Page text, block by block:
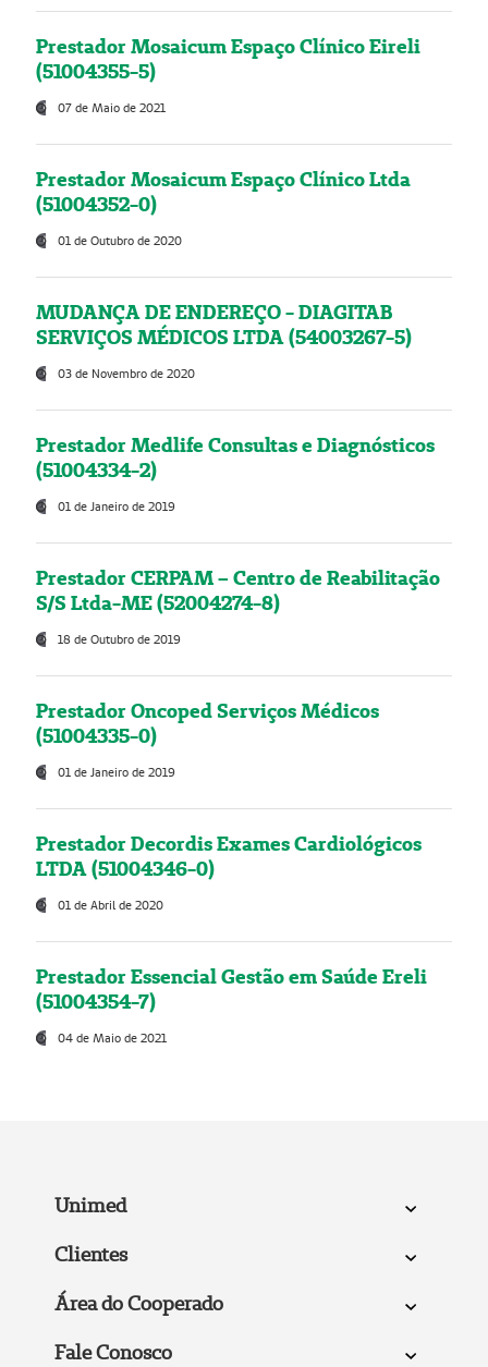
Prestador Mosaicum Espaço Clínico Eireli
(51004355-5)
07 de Maio de 2021
Prestador Mosaicum Espaço Clínico Ltda
(51004352-0)
01 de Outubro de 2020
MUDANÇA DE ENDEREÇO - DIAGITAB
SERVIÇOS MÉDICOS LTDA (54003267-5)
03 de Novembro de 2020
Prestador Medlife Consultas e Diagnósticos
(51004334-2)
01 de Janeiro de 2019
Prestador CERPAM – Centro de Reabilitação
S/S Ltda-ME (52004274-8)
18 de Outubro de 2019
Prestador Oncoped Serviços Médicos
(51004335-0)
01 de Janeiro de 2019
Prestador Decordis Exames Cardiológicos
LTDA (51004346-0)
01 de Abril de 2020
Prestador Essencial Gestão em Saúde Ereli
(51004354-7)
04 de Maio de 2021
Unimed
Clientes
Área do Cooperado
Fale Conosco